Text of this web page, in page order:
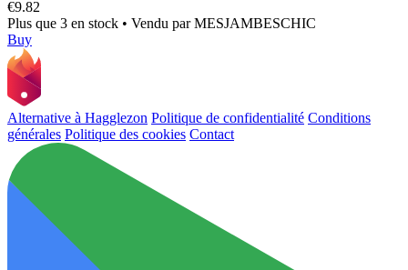
€9.82
Plus que 3 en stock • Vendu parMESJAMBESCHIC
Buy
Alternative à Hagglezon Politique de confidentialité Conditions
générales Politique des cookies Contact